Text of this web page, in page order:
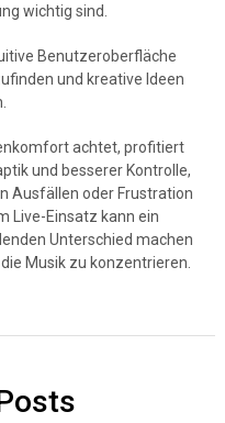
wichtig sind.
Benutzeroberfläche
und kreative Ideen
achtet, profitiert
und besserer Kontrolle,
Ausfällen oder Frustration
Live-Einsatz kann ein
Unterschied machen
Musik zu konzentrieren.